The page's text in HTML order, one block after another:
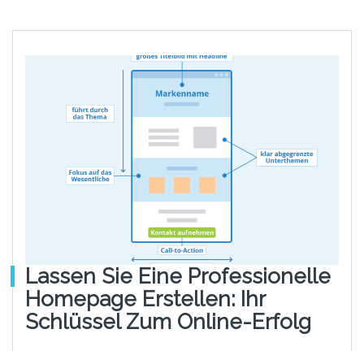
Lassen Sie Eine Professionelle
Homepage Erstellen: Ihr
Schlüssel Zum Online-Erfolg